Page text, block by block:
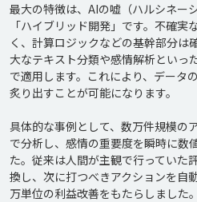
最大の特徴は、AIの嘘（ハルシネー
「ハイブリッド開発」です。不確実
く、計算ロジックなどの基幹部分は
大なテキスト分類や感情解析といっ
で適用します。これにより、データ
炙り出すことが可能になります。
具体的な事例として、数万件規模の
で分析し、感情の重要度を瞬時に数
た。従来は人間が主観で行っていた
換し、次に打つべきアクションを自
万単位の利益改善をもたらしました。